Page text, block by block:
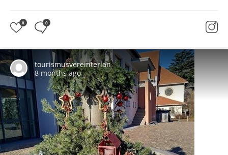
0 0
tourismusvereinterlan
8 months ago